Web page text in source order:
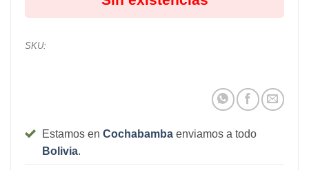
SKU:
Estamos en Cochabamba enviamos a todo
Bolivia.